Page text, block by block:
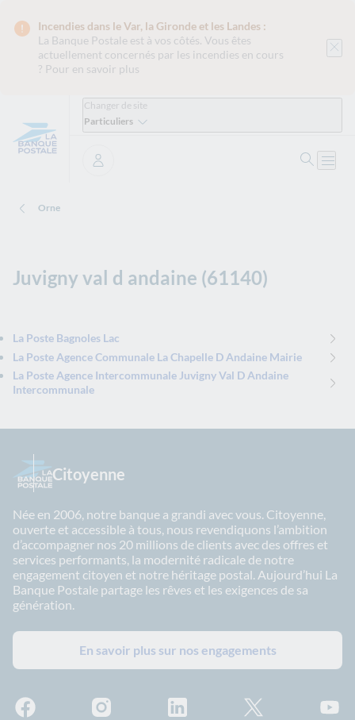
Incendies dans le Var, la Gironde et les Landes :
La Banque Postale est à vos côtés. Vous êtes
actuellement concernés par les incendies en cours
? Pour en savoir plus
Changer de site
Particuliers
Se connecter
Orne
Juvigny val d andaine (61140)
La Poste Bagnoles Lac
La Poste Agence Communale La Chapelle D Andaine Mairie
La Poste Agence Intercommunale Juvigny Val D Andaine
Intercommunale
Citoyenne
Née en 2006, notre banque a grandi avec vous. Citoyenne,
ouverte et accessible à tous, nous revendiquons l’ambition
d’accompagner nos 20 millions de clients avec des offres et
services performants, la modernité radicale de notre
engagement citoyen et notre héritage postal. Aujourd’hui La
Banque Postale partage les rêves et les exigences de sa
génération.
En savoir plus sur nos engagements